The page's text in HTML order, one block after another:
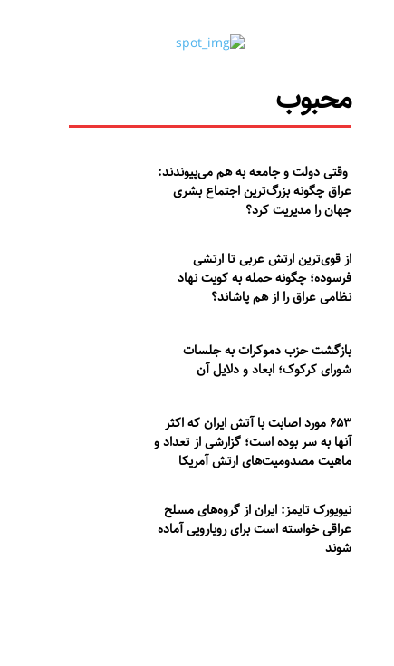
محبوب
وقتی دولت و جامعه به هم می‌پیوندند:
عراق چگونه بزرگ‌ترین اجتماع بشری
جهان را مدیریت کرد؟
از قوی‌ترین ارتش عربی تا ارتشی
فرسوده؛ چگونه حمله به کویت نهاد
نظامی عراق را از هم پاشاند؟
بازگشت حزب دموکرات به جلسات
شورای کرکوک؛ ابعاد و دلایل آن
۶۵۳ مورد اصابت با آتش ایران که اکثر
آنها به سر بوده است؛ گزارشی از تعداد و
ماهیت مصدومیت‌های ارتش آمریکا
نیویورک تایمز: ایران از گروه‌های مسلح
عراقی خواسته است برای رویارویی آماده
شوند